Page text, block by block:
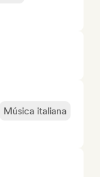
Música italiana